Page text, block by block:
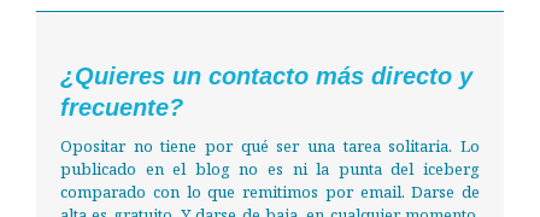
¿Quieres un contacto más directo y
frecuente?
Opositar no tiene por qué ser una tarea solitaria. Lo
publicado en el blog no es ni la punta del iceberg
comparado con lo que remitimos por email. Darse de